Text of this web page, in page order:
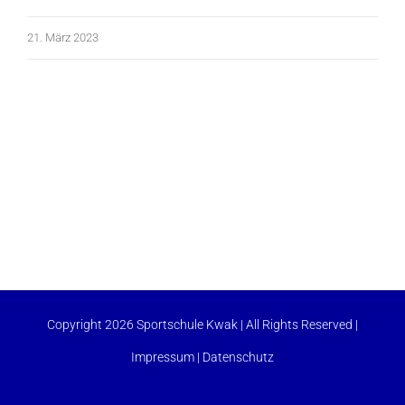
21. März 2023
Copyright 2026 Sportschule Kwak | All Rights Reserved |
Impressum | Datenschutz